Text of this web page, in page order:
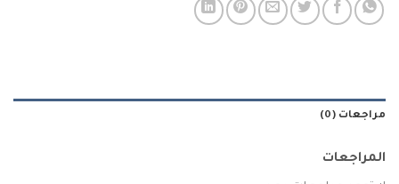
مراجعات (0)
المراجعات